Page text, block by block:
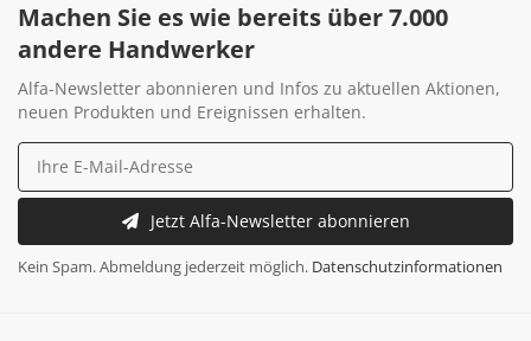
Machen Sie es wie bereits über 7.000
andere Handwerker
Alfa-Newsletter abonnieren und Infos zu aktuellen Aktionen,
neuen Produkten und Ereignissen erhalten.
Jetzt Alfa-Newsletter abonnieren
Kein Spam. Abmeldung jederzeit möglich. Datenschutzinformationen